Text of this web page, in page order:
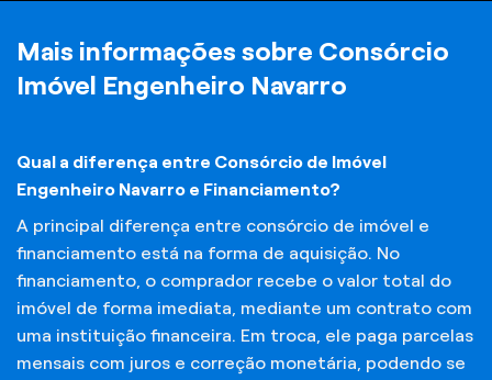
Mais informações sobre Consórcio
Imóvel Engenheiro Navarro
Qual a diferença entre Consórcio de Imóvel
Engenheiro Navarro e Financiamento?
A principal diferença entre consórcio de imóvel e
financiamento está na forma de aquisição. No
financiamento, o comprador recebe o valor total do
imóvel de forma imediata, mediante um contrato com
uma instituição financeira. Em troca, ele paga parcelas
mensais com juros e correção monetária, podendo se